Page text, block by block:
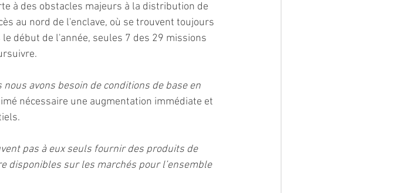
à des obstacles majeurs à la distribution de
au nord de l'enclave, où se trouvent toujours
début de l'année, seules 7 des 29 missions
avons besoin de conditions de base en
nécessaire une augmentation immédiate et
pas à eux seuls fournir des produits de
disponibles sur les marchés pour l’ensemble